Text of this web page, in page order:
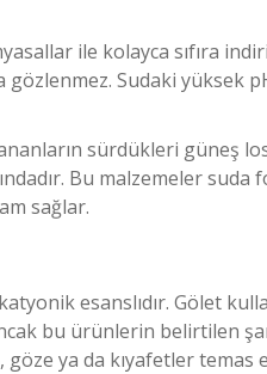
ile kolayca sıfıra
gözlenmez. Sudaki yüksek
sürdükleri güneş
Bu malzemeler suda
sağlar.
esanslıdır. Gölet
bu ürünlerin belirtilen
ya da kıyafetler temas